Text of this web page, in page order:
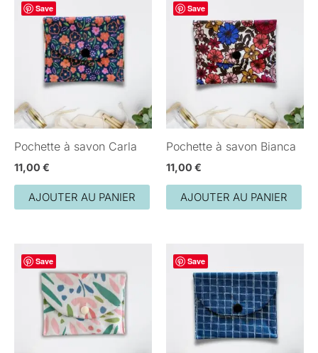
Save
Pochette à savon Carla
11,00 €
AJOUTER AU PANIER
Save
Pochette à savon Bianca
11,00 €
AJOUTER AU PANIER
Save Save